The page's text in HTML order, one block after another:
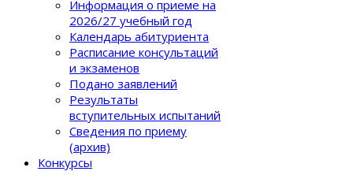
Информация о приеме на
2026/27 учебный год
Календарь абитуриента
Расписание консультаций
и экзаменов
Подано заявлений
Результаты
вступительных испытаний
Сведения по приему
(архив)
Конкурсы